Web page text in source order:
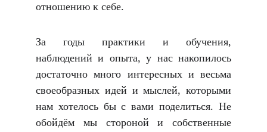
отношению к себе.
За годы практики и обучения,
наблюдений и опыта, у нас накопилось
достаточно много интересных и весьма
своеобразных идей и мыслей, которыми
нам хотелось бы с вами поделиться. Не
обойдём мы стороной и собственные